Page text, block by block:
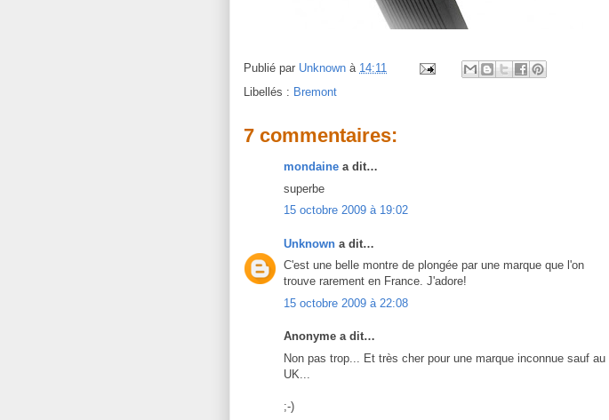
Publié par Unknown à 14:11
Libellés : Bremont
7 commentaires:
mondaine a dit…
superbe
15 octobre 2009 à 19:02
Unknown a dit…
C'est une belle montre de plongée par une marque que l'on
trouve rarement en France. J'adore!
15 octobre 2009 à 22:08
Anonyme a dit…
Non pas trop... Et très cher pour une marque inconnue sauf au
UK...
;-)